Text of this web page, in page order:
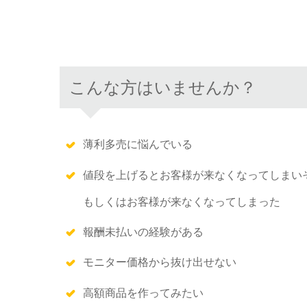
こんな方はいませんか？
薄利多売に悩んでいる
値段を上げるとお客様が来なくなってしまい
もしくはお客様が来なくなってしまった
報酬未払いの経験がある
モニター価格から抜け出せない
高額商品を作ってみたい